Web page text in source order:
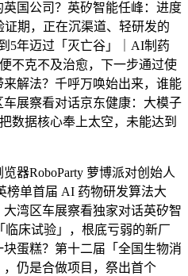
国公司？英矽智能任峰：进度
期，正在沉渠道、轻研发的
5年迈过「灭亡谷」｜AI制药
不克不及治愈，下一步通过使
解法？千呼万唤始出来，谁能
展察看对话京东健康：大模子
数据核心奉上太空，未能达到
RoboParty 萝博派对创始人
榜单首届 AI 药物研发算法大
湾区车展察看独家对话英矽智
临床试验」，根底亏弱的新厂
蛋糕？第十二届「全国生物消
仍是合做项目，祭出首个